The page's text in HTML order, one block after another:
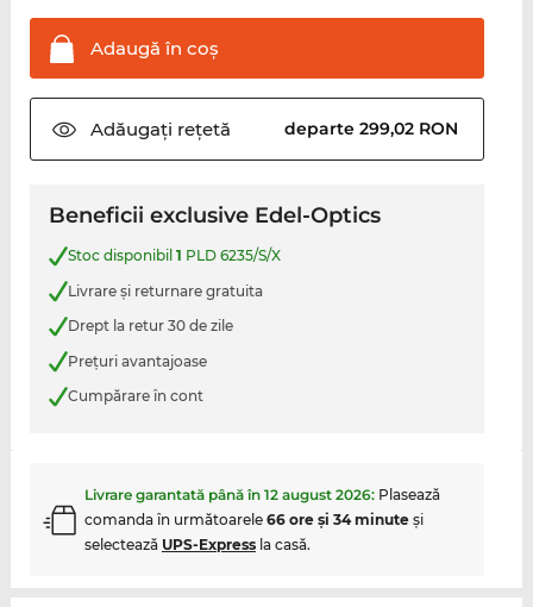
Adaugă în coş
Adăugați rețetă departe 299,02 RON
Beneficii exclusive Edel-Optics
Stoc disponibil 1 PLD 6235/S/X
Livrare şi returnare gratuita
Drept la retur 30 de zile
Preţuri avantajoase
Cumpărare în cont
Livrare garantată până în 12 august 2026: Plasează
comanda în următoarele 66 ore şi 34 minuteşi
selectează UPS-Expressla casă.